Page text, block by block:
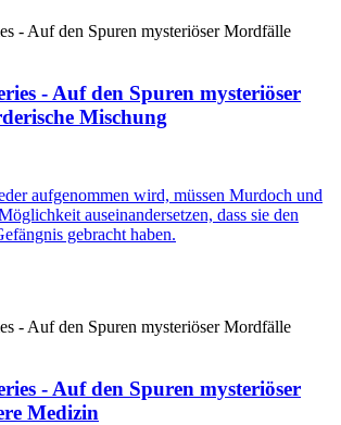
- Auf den Spuren mysteriöser
Mischung
aufgenommen wird, müssen Murdoch und
auseinandersetzen, dass sie den
gebracht haben.
- Auf den Spuren mysteriöser
Medizin